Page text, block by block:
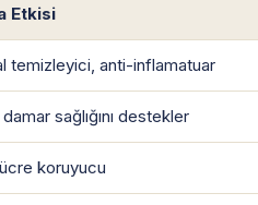
Etkisi
temizleyici, anti-inflamatuar
damar sağlığını destekler
koruyucu